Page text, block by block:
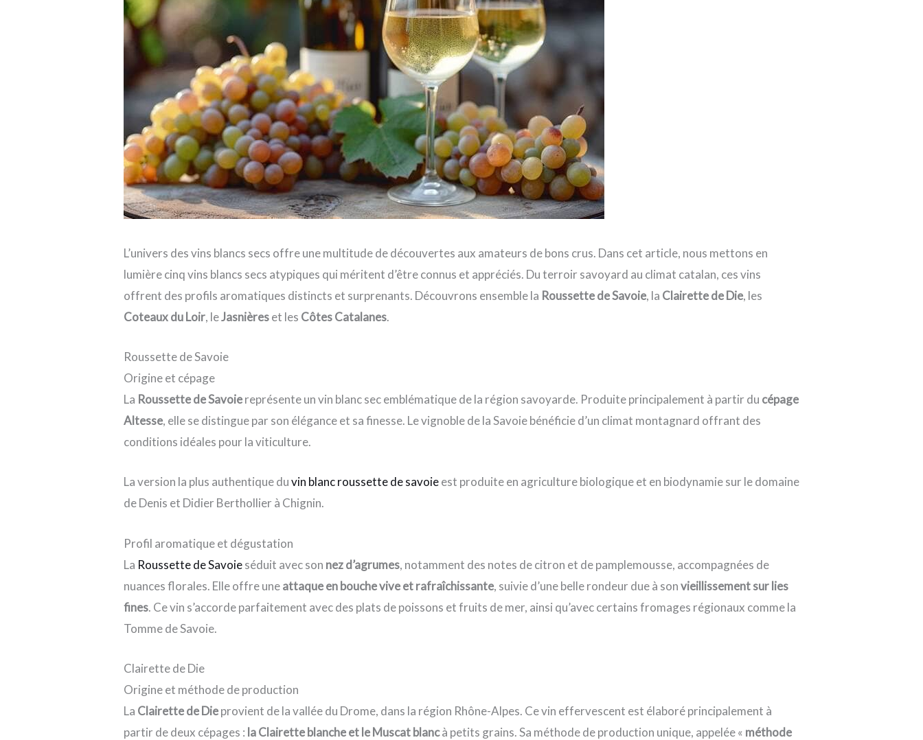
L’univers des vins blancs secs offre une multitude de découvertes aux amateurs de bons crus. Dans cet article, nous mettons en
lumière cinq vins blancs secs atypiques qui méritent d’être connus et appréciés. Du terroir savoyard au climat catalan, ces vins
offrent des profils aromatiques distincts et surprenants. Découvrons ensemble la Roussette de Savoie, la Clairette de Die, les
Coteaux du Loir, leJasnièreset les Côtes Catalanes.
Roussette de Savoie
Origine et cépage
La Roussette de Savoiereprésente un vin blanc sec emblématique de la région savoyarde. Produite principalement à partir du cépage
Altesse, elle se distingue par son élégance et sa finesse. Le vignoble de la Savoie bénéficie d’un climat montagnard offrant des
conditions idéales pour la viticulture.
La version la plus authentique duvin blanc roussette de savoieest produite en agriculture biologique et en biodynamie sur le domaine
de Denis et Didier Berthollier à Chignin.
Profil aromatique et dégustation
La Roussette de Savoieséduit avec son nez d’agrumes, notamment des notes de citron et de pamplemousse, accompagnées de
nuances florales. Elle offre uneattaque en bouche vive et rafraîchissante, suivie d’une belle rondeur due à sonvieillissement sur lies
fines. Ce vin s’accorde parfaitement avec des plats de poissons et fruits de mer, ainsi qu’avec certains fromages régionaux comme la
Tomme de Savoie.
Clairette de Die
Origine et méthode de production
La Clairette de Dieprovient de la vallée du Drome, dans la région Rhône-Alpes. Ce vin effervescent est élaboré principalement à
partir de deux cépages : la Clairette blanche et le Muscat blancà petits grains. Sa méthode de production unique, appelée « méthode